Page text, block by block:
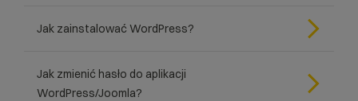
Jak zainstalować WordPress?
Jak zmienić hasło do aplikacji
WordPress/Joomla?